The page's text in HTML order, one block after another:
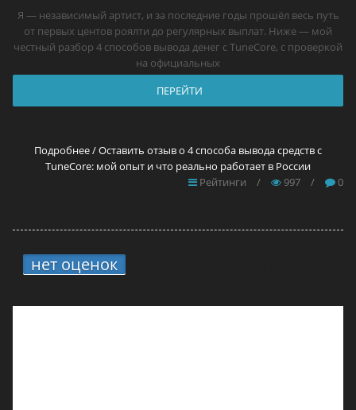
Я — независимый артист, и за последние годы прошёл весь путь
от первых центов роялти до регулярных выплат. Ниже — мой
честный разбор 4 способов вывода денег с TuneCore, с проверкой
на официальных
ПЕРЕЙТИ
Подробнее / Оставить отзыв о 4 способа вывода средств с
TuneCore: мой опыт и что реально работает в России
Рейтинги
/ 997 / 0
нет оценок